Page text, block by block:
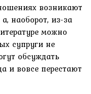
возникают
наоборот, из-за
можно
супруги не
обсуждать
и вовсе перестают